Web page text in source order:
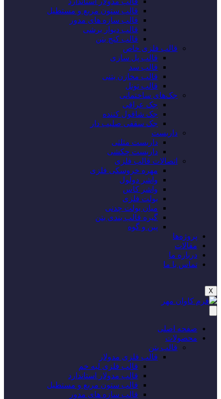
قالب ستون مربع و مستطیل
قالب سازه های مدور
قالب دیوار برشی
قالب کنج بتن
قالب فلزی خاص
قالب پل سازی
قالب سد
قالب مخازن بتنی
قالب تونل
جک‌های ساختمانی
جک عراقی
جک شاقول کننده
جک سقفی صلیب دار
داربست
داربست مثلثی
داربست چکشی
اتصالات قالب فلزی
مهره خروسکی فلزی
واشر دولول
واشر کاس
بولت فلزی
میان بولت چدنی
گیره قالب بندی بتن
پین و گوه
پروژه‌‌ها
مقالات
درباره ما
تماس با ما
X
صفحه اصلی
محصولات
قالب بتن
قالب فلزی مدولار
قالب فلزی لبه خم
قالب مدولار استاندارد
قالب ستون مربع و مستطیل
قالب سازه های مدور